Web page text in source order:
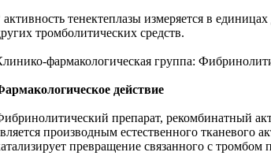
тенектеплазы измеряется в
тромболитических средств.
фармакологическая группа:
действие
препарат, рекомбинатный
производным естественного тканевого
превращение связанного с